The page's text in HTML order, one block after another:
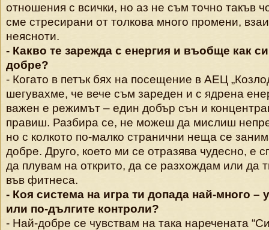
отношения с всички, но аз не съм точно такъв
сме стресирани от толкова много промени,
неясноти.
- Какво те зарежда с енергия и въобще как
добре?
- Когато в петък бях на посещение в АЕЦ
шегувахме, че вече съм зареден и с ядрена
важен е режимът – един добър сън и
правиш. Разбира се, не можеш да мислиш
но с колкото по-малко странични неща се
добре. Друго, което ми се отразява чудесно, е
да плувам на открито, да се разхождам или да
във фитнеса.
- Коя система на игра ти допада най-много –
или по-дългите контроли?
- Най-добре се чувствам на така наречената